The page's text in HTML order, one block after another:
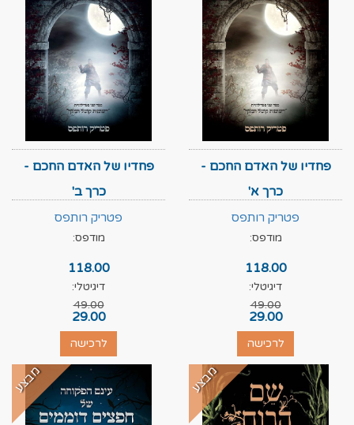
פחדיו של האדם החכם -
כרך א'
פטריק רותפס
מודפס:
118.00
דיגיטלי:
49.00
29.00
לרכישה
פחדיו של האדם החכם -
כרך ב'
פטריק רותפס
מודפס:
118.00
דיגיטלי:
49.00
29.00
לרכישה
מבצע מבצע